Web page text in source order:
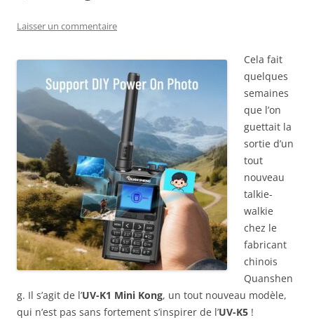
Laisser un commentaire
Cela fait
quelques
semaines
que l’on
guettait la
sortie d’un
tout
nouveau
talkie-
walkie
chez le
fabricant
chinois
Quanshen
g. Il s’agit de l’UV-K1 Mini Kong, un tout nouveau modèle,
qui n’est pas sans fortement s’inspirer de l’UV-K5 !